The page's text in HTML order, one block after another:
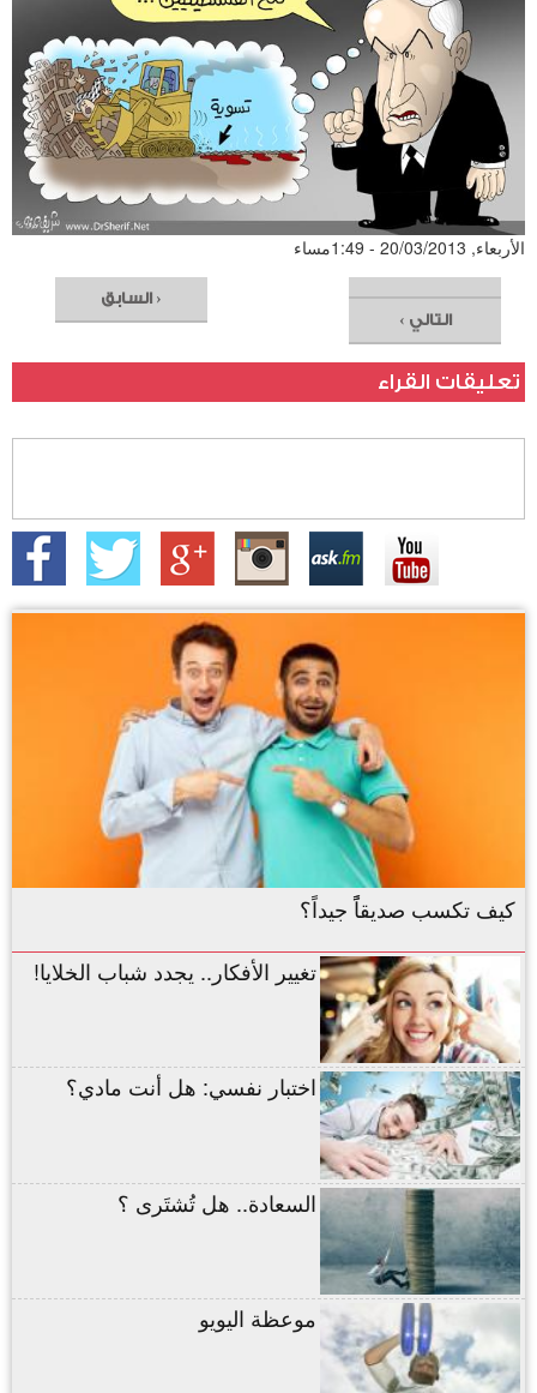
الأربعاء, 20/03/2013 - 1:49مساء
‹ السابق
التالي ›
تعليقات القراء
كيف تكسب صديقاًً جيداً؟
تغيير الأفكار.. يجدد شباب الخلايا!
اختبار نفسي: هل أنت مادي؟
السعادة.. هل تُشتَرى ؟
موعظة اليويو